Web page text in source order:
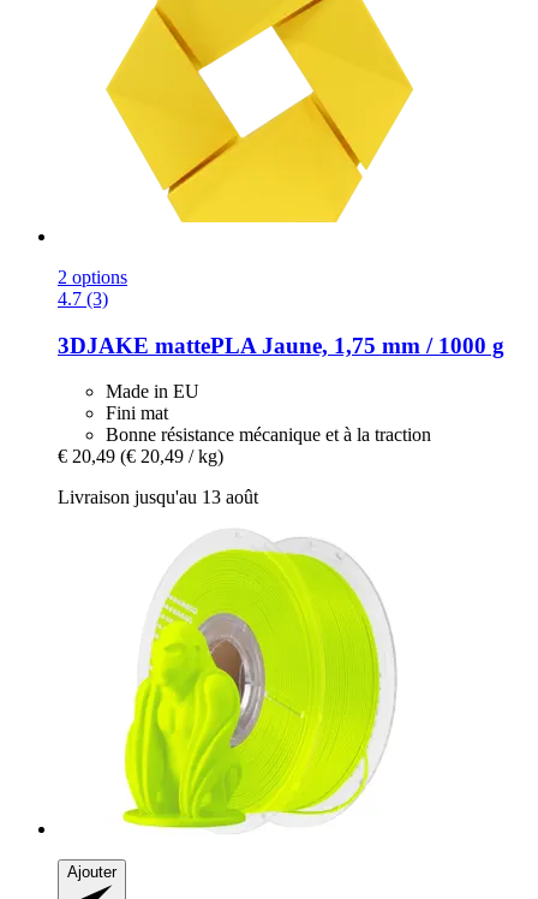
2 options
4.7 (3)
3DJAKE mattePLA Jaune, 1,75 mm / 1000 g
Made in EU
Fini mat
Bonne résistance mécanique et à la traction
€ 20,49 (€ 20,49 / kg)
Livraison jusqu'au 13 août
Ajouter